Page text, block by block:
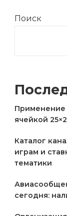
Поиск
Применение
ячейкой
Каталог
играм и
тематики
сегодня: